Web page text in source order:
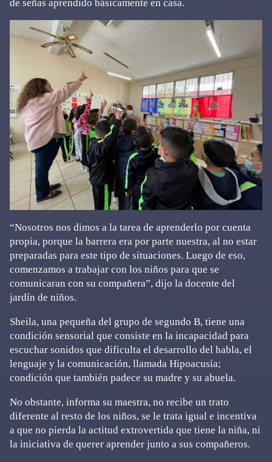
de señas aprendido básicamente en casa.
“Nosotros nos dimos a la tarea de aprenderlo por cuenta
propia, porque la barrera era por parte nuestra, al no estar
preparadas para este tipo de situaciones. Luego de eso,
comenzamos a trabajar con los niños para que se
comunicaran con su compañera”, dijo la docente del
jardín de niños.
Sheila, una pequeña del grupo de segundo B, tiene una
condición sensorial que consiste en la incapacidad para
escuchar sonidos que dificulta el desarrollo del habla, el
lenguaje y la comunicación, llamada Hipoacusia;
condición que también padece su madre y su abuela.
No obstante, informa su maestra, no recibe un trato
diferente al resto de los niños, se le trata igual e incentiva
a que no pierda la actitud extrovertida que tiene la niña, ni
la iniciativa de querer aprender junto a sus compañeros.